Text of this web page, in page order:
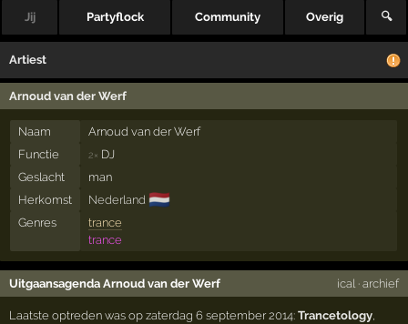
Jij Partyflock Community Overig 🔍
Artiest
Arnoud van der Werf
Naam
Arnoud van der Werf
Functie
2× DJ
Geslacht
man
Herkomst
Nederland 🇳🇱
Genres
trance
trance
Uitgaansagenda Arnoud van der Werf ical· archief
Laatste optreden was op zaterdag 6 september 2014:Trancetology